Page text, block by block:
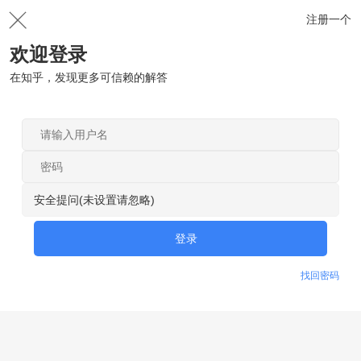
注册一个
欢迎登录
在知乎，发现更多可信赖的解答
安全提问(未设置请忽略)
登录
找回密码